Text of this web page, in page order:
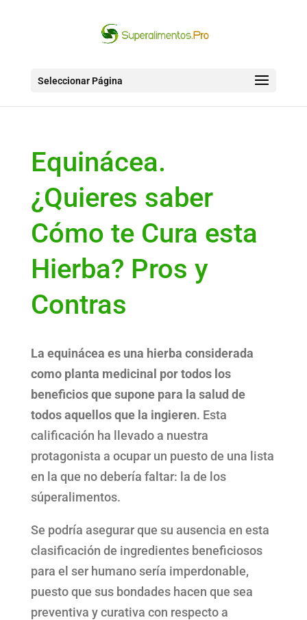
Seleccionar Página
Equinácea.
¿Quieres saber
Cómo te Cura esta
Hierba? Pros y
Contras
La equinácea es una hierba considerada
como planta medicinal por todos los
beneficios que supone para la salud de
todos aquellos que la ingieren. Esta
calificación ha llevado a nuestra
protagonista a ocupar un puesto de una lista
en la que no debería faltar: la de los
súperalimentos.
Se podría asegurar que su ausencia en esta
clasificación de ingredientes beneficiosos
para el ser humano sería imperdonable,
puesto que sus bondades hacen que sea
preventiva y curativa con respecto a